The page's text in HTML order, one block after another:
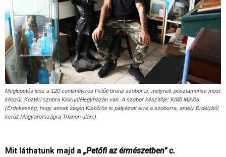
Meglepetés lesz a 120 centiméteres Petőfi bronz szobor is, melynek posztamense most
készül. Köztéri szobra Kiskunfélegyházán van. A szobor készítője: Köllő Miklós
(Érdekesség, hogy annak idején Kiskőrös is pályázott erre a szoborra, amely Erdélyből
került Magyarországra Trianon után.)
Mit láthatunk majd a „Petőfi az érmészetben” c.